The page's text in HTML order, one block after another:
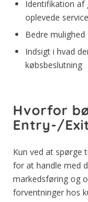
Identifikation af
oplevede service
Bedre
Indsigt i hvad
købsbeslutning
Hvorfor
Entry-/
Kun ved at spørge
for at handle med
markedsføring og
forventninger hos